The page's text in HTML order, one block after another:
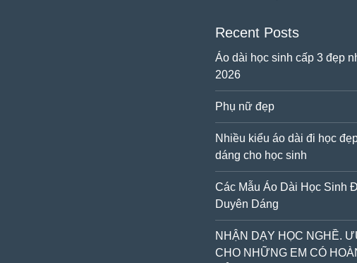
Recent Posts
Áo dài học sinh cấp 3 đẹp
2026
Phụ nữ đẹp
Nhiều kiểu áo dài đi học
dáng cho học sinh
Các Mẫu Áo Dài Học Sinh
Duyên Dáng
NHẬN DẠY HỌC NGHỀ.
CHO NHỮNG EM CÓ